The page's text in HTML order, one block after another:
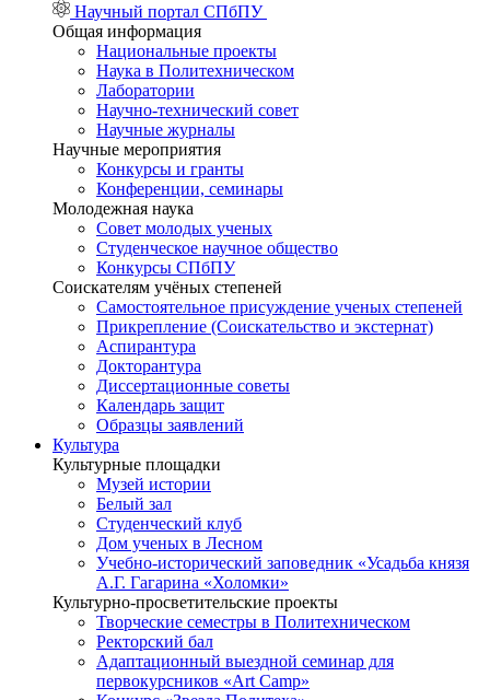
Научный портал СПбПУ
Общая информация
Национальные проекты
Наука в Политехническом
Лаборатории
Научно-технический совет
Научные журналы
Научные мероприятия
Конкурсы и гранты
Конференции, семинары
Молодежная наука
Совет молодых ученых
Студенческое научное общество
Конкурсы СПбПУ
Соискателям учёных степеней
Самостоятельное присуждение ученых степеней
Прикрепление (Соискательство и экстернат)
Аспирантура
Докторантура
Диссертационные советы
Календарь защит
Образцы заявлений
Культура
Культурные площадки
Музей истории
Белый зал
Студенческий клуб
Дом ученых в Лесном
Учебно-исторический заповедник «Усадьба князя
А.Г. Гагарина «Холомки»
Культурно-просветительские проекты
Творческие семестры в Политехническом
Ректорский бал
Адаптационный выездной семинар для
первокурсников «Art Camp»